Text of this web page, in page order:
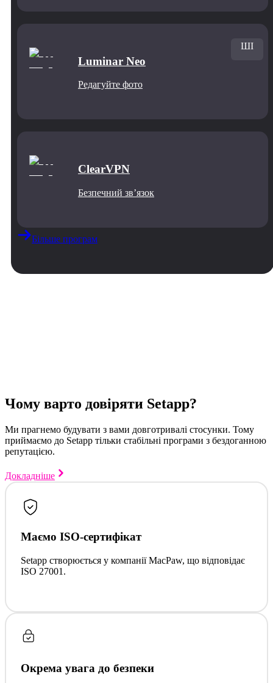
Luminar Neo
Редагуйте фото
ШІ
ClearVPN
Безпечний звʼязок
Більше програм
Чому варто довіряти Setapp?
Ми прагнемо будувати з вами довготривалі стосунки. Тому
приймаємо до Setapp тільки стабільні програми з бездоганною
репутацією.
Докладніше
Маємо ISO-сертифікат
Setapp створюється у компанії MacPaw, що відповідає
ISO 27001.
Окрема увага до безпеки